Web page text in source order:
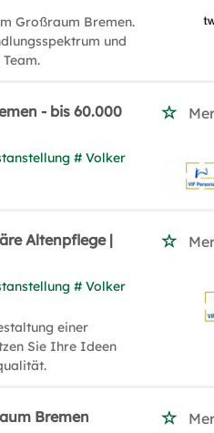
Großraum Bremen.
und
- bis 60.000
# Volker
Altenpflege |
# Volker
einer
Sie Ihre Ideen
Bremen